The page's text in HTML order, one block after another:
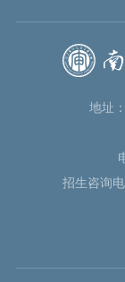
地址
招生咨询